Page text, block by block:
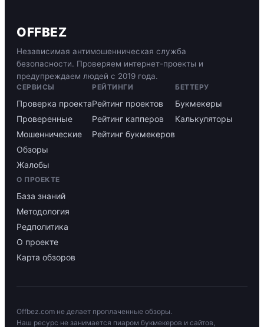
OFFBEZ
Независимая антимошенническая служба
безопасности. Проверяем интернет-проекты и
предупреждаем людей с 2019 года.
СЕРВИСЫ
Проверка проекта
Проверенные
Мошеннические
Обзоры
Жалобы
РЕЙТИНГИ
Рейтинг проектов
Рейтинг капперов
Рейтинг букмекеров
БЕТТЕРУ
Букмекеры
Калькуляторы
О ПРОЕКТЕ
База знаний
Методология
Редполитика
О проекте
Карта обзоров
Offbez.com не делает проплаченные обзоры.
Наш ресурс не занимается пиаром букмекеров и сайтов,